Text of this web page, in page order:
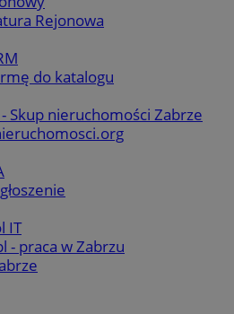
Rejonowa
do katalogu
Skup nieruchomości Zabrze
IT
- praca w Zabrzu